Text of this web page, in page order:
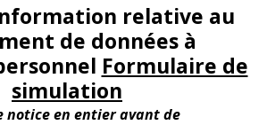
relative au
de données à
Formulaire de
simulation
notice en entier avant de